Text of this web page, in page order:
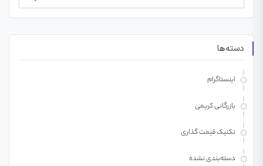
برای:
دسته‌ها
اینستاگرام
بازرگانی کریمی
تکنیک قیمت گذاری
دسته‌بندی نشده